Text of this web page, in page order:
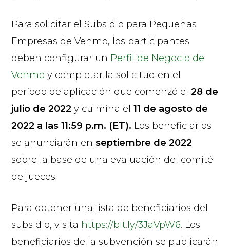
Para solicitar el Subsidio para Pequeñas
Empresas de Venmo, los participantes
deben configurar un Perfil de Negocio de
Venmo y completar la solicitud en el
período de aplicación que comenzó el28 de
julio de 2022 y culmina el11 de agosto de
2022 a las 11:59 p.m. (ET). Los beneficiarios
se anunciarán en septiembre de 2022
sobre la base de una evaluación del comité
de jueces.
Para obtener una lista de beneficiarios del
subsidio, visita https://bit.ly/3JaVpW6. Los
beneficiarios de la subvención se publicarán